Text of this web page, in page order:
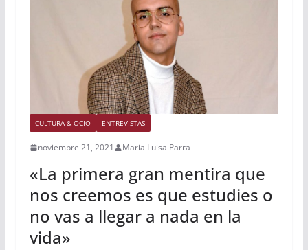
CULTURA & OCIO ENTREVISTAS
noviembre 21, 2021 Maria Luisa Parra
«La primera gran mentira que
nos creemos es que estudies o
no vas a llegar a nada en la
vida»